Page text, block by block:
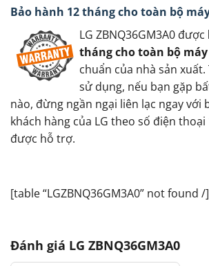
Bảo hành 12 tháng cho toàn bộ
LG ZBNQ36GM3A0 được
tháng cho toàn bộ máy
chuẩn của nhà sản
sử dụng, nếu bạn gặp
nào, đừng ngần ngại liên lạc ngay với
khách hàng của LG theo số điện thoại
được hỗ trợ.
[table “LGZBNQ36GM3A0” not found /]
Đánh giá LG ZBNQ36GM3A0